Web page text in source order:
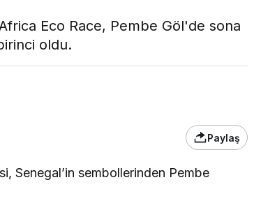
Eco Race, Pembe Göl'de sona
oldu.
Paylaş
Senegal’in sembollerinden Pembe
3 ay önce